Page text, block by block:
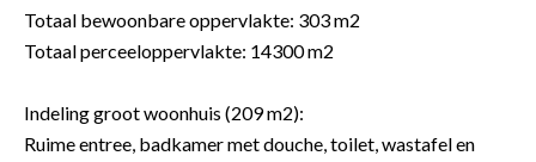
Totaal bewoonbare oppervlakte: 303 m2
Totaal perceeloppervlakte: 14300 m2
Indeling groot woonhuis (209 m2):
Ruime entree, badkamer met douche, toilet, wastafel en